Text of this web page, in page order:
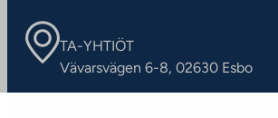
TA-YHTIÖT
Vävarsvägen 6-8, 02630 Esbo